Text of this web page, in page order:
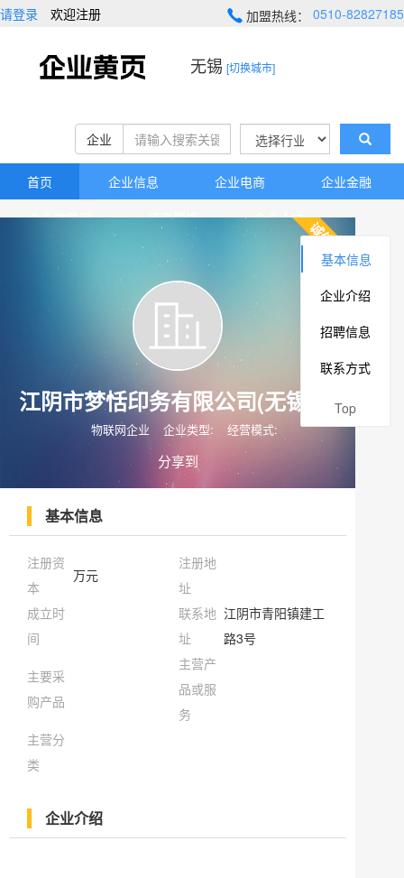
请登录 欢迎注册 加盟热线： 0510-82827185
无锡 [切换城市]
企业
首页 企业信息 企业电商
企业金融
企业物联网
资产置换
企业人才
高新技术
江阴市梦恬印务有限公司(无锡市)
物联网企业 企业类型: 经营模式:
分享到
基本信息
注册资
本
万元
注册地
址
成立时
间
联系地
址
江阴市青阳镇建工
路3号
主要采
购产品
主营产
品或服
务
主营分
类
企业介绍
基本信息
企业介绍
招聘信息
联系方式
Top